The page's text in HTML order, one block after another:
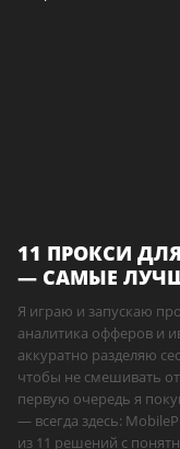
11 ПРОКСИ ДЛЯ
— САМЫЕ
Я играю и запускаю
аналитика офферов и
аккуратно разделяю
чтобы не смешивать
первую очередь я
— всегда здесь:
из 11 решений с